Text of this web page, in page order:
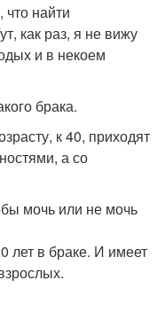
найти
как раз, я не вижу
и в некоем
брака.
к 40, приходят
а со
мочь или не мочь
лет в браке. И имеет